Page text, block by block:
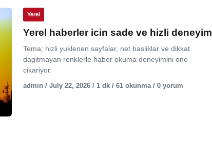
Yerel
Yerel haberler icin sade ve hizli deneyim
Tema; hizli yuklenen sayfalar, net basliklar ve dikkat
dagitmayan renklerle haber okuma deneyimini one
cikariyor.
admin / July 22, 2026 / 1 dk / 61 okunma / 0 yorum